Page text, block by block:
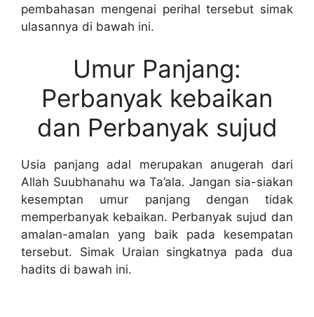
pembahasan mengenai perihal tersebut simak
ulasannya di bawah ini.
Umur Panjang:
Perbanyak kebaikan
dan Perbanyak sujud
Usia panjang adal merupakan anugerah dari
Allah Suubhanahu wa Ta’ala. Jangan sia-siakan
kesemptan umur panjang dengan tidak
memperbanyak kebaikan. Perbanyak sujud dan
amalan-amalan yang baik pada kesempatan
tersebut. Simak Uraian singkatnya pada dua
hadits di bawah ini.